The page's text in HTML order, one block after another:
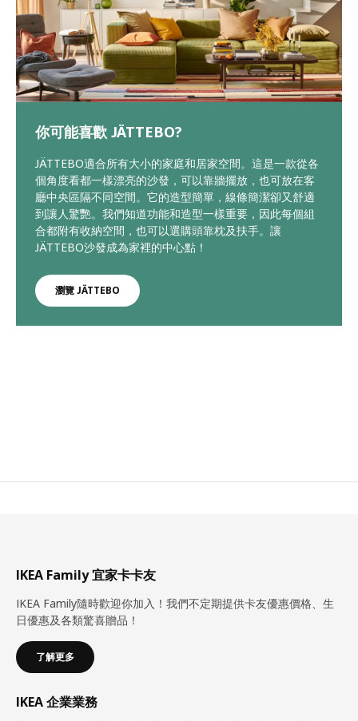
你可能喜歡 JÄTTEBO?
JÄTTEBO適合所有大小的家庭和居家空間。這是一款從各
個角度看都一樣漂亮的沙發，可以靠牆擺放，也可放在客
廳中央區隔不同空間。它的造型簡單，線條簡潔卻又舒適
到讓人驚艷。我們知道功能和造型一樣重要，因此每個組
合都附有收納空間，也可以選購頭靠枕及扶手。讓
JÄTTEBO沙發成為家裡的中心點！
瀏覽 JÄTTEBO
IKEA Family 宜家卡卡友
IKEA Family隨時歡迎你加入！我們不定期提供卡友優惠價格、生
日優惠及各類驚喜贈品！
了解更多
IKEA 企業業務